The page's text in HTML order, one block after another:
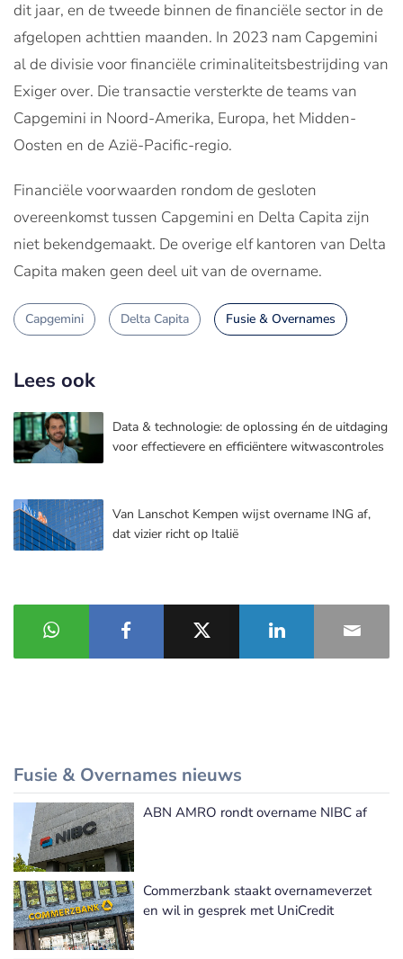
dit jaar, en de tweede binnen de financiële sector in de
afgelopen achttien maanden. In 2023 nam Capgemini
al de divisie voor financiële criminaliteitsbestrijding van
Exiger over. Die transactie versterkte de teams van
Capgemini in Noord-Amerika, Europa, het Midden-
Oosten en de Azië-Pacific-regio.
Financiële voorwaarden rondom de gesloten
overeenkomst tussen Capgemini en Delta Capita zijn
niet bekendgemaakt. De overige elf kantoren van Delta
Capita maken geen deel uit van de overname.
Capgemini Delta Capita Fusie & Overnames
Lees ook
Data & technologie: de oplossing én de uitdaging
voor effectievere en efficiëntere witwascontroles
Van Lanschot Kempen wijst overname ING af,
dat vizier richt op Italië
Fusie & Overnames nieuws
ABN AMRO rondt overname NIBC af
Commerzbank staakt overnameverzet
en wil in gesprek met UniCredit